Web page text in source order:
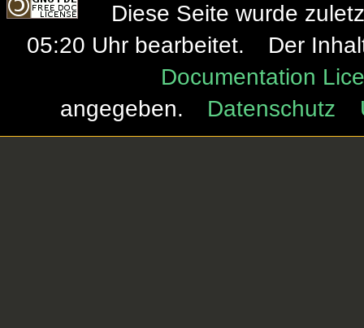
Diese Seite wurde
05:20 Uhr bearbeitet.
Der
Documentation
angegeben.
Datenschutz